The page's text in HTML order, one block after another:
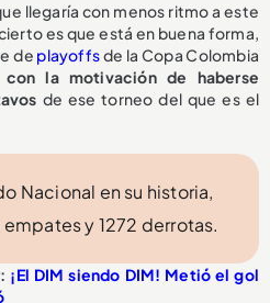
llegaría con menos ritmo a este
es que está en buena forma,
de playoffsde la Copa Colombia
con la motivación de haberse
de ese torneo del que es el
Nacional en su historia,
empates y 1272 derrotas.
¡El DIM siendo DIM! Metió el gol